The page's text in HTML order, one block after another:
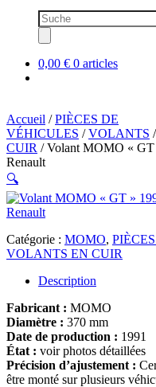
Recherche
de
produits
0,00 € 0 articles
Accueil /PIÈCES DE
VÉHICULES /VOLANTS /
CUIR / Volant MOMO « GT
Renault
🔍
Catégorie : MOMO,
VOLANTS EN CUIR
Description
Fabricant : MOMO
Diamètre : 370 mm
Date de production : 1991
État : voir photos détaillées
Précision d’ajustement :
être monté sur plusieurs